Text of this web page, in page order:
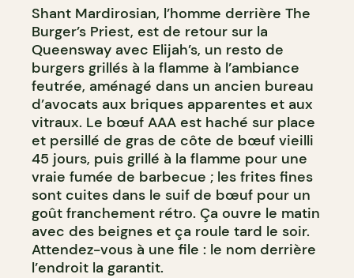
Shant Mardirosian, l’homme derrière The
Burger’s Priest, est de retour sur la
Queensway avec Elijah’s, un resto de
burgers grillés à la flamme à l’ambiance
feutrée, aménagé dans un ancien bureau
d’avocats aux briques apparentes et aux
vitraux. Le bœuf AAA est haché sur place
et persillé de gras de côte de bœuf vieilli
45 jours, puis grillé à la flamme pour une
vraie fumée de barbecue ; les frites fines
sont cuites dans le suif de bœuf pour un
goût franchement rétro. Ça ouvre le matin
avec des beignes et ça roule tard le soir.
Attendez-vous à une file : le nom derrière
l’endroit la garantit.